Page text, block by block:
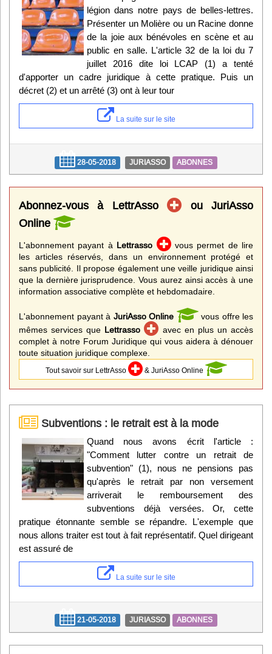
légion dans notre pays de belles-lettres.
Présenter un Molière ou un Racine donne
de la joie aux bénévoles en scène et au
public en salle. L'article 32 de la loi du 7
juillet 2016 dite loi LCAP (1) a tenté
d'apporter un cadre juridique à cette pratique. Puis un
décret (2) et un arrêté (3) ont à leur tour
La suite sur le site
28-05-2018 JURIASSO ABONNES
Abonnez-vous à LettrAsso
ou JuriAsso
Online
L'abonnement payant à Lettrasso
vous permet de lire
les articles réservés, dans un environnement protégé et
sans publicité. Il propose également une veille juridique ainsi
que la dernière jurisprudence. Vous aurez ainsi accès à une
information associative complète et hebdomadaire.
L'abonnement payant à JuriAsso Online
vous offre les
mêmes services que Lettrasso
avec en plus un accès
complet à notre Forum Juridique qui vous aidera à dénouer
toute situation juridique complexe.
Tout savoir sur LettrAsso & JuriAsso Online
Subventions : le retrait est à la mode
Quand nous avons écrit l'article :
"Comment lutter contre un retrait de
subvention" (1), nous ne pensions pas
qu'après le retrait par non versement
arriverait le remboursement des
subventions déjà versées. Or, cette
pratique étonnante semble se répandre. L'exemple que
nous allons traiter est tout à fait représentatif. Quel dirigeant
est assuré de
La suite sur le site
21-05-2018 JURIASSO ABONNES